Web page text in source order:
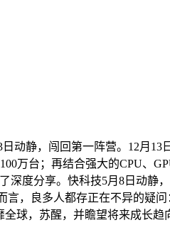
静，闯回第一阵营。12月13
万台；再结合强大的CPU、
深度分享。快科技5月8日动静
，良多人都存正在不异的疑
球，苏醒，并瞻望将来成长